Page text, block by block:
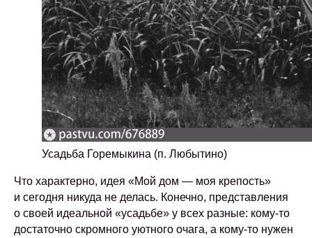
Усадьба Горемыкина (п. Любытино)
Что характерно, идея «Мой дом — моя крепость»
и сегодня никуда не делась. Конечно, представления
о своей идеальной «усадьбе» у всех разные: кому-то
достаточно скромного уютного очага, а кому-то нужен